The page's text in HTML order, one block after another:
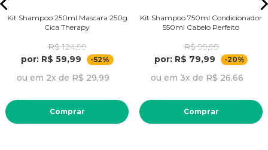
Kit Shampoo 250ml Mascara 250g
Cica Therapy
R$ 124,99
por: R$ 59,99
-52%
ou em 2x de R$ 29,99
Comprar
Kit Shampoo 750ml Condicionador
550ml Cabelo Perfeito
R$ 99,99
por: R$ 79,99
-20%
ou em 3x de R$ 26,66
Comprar